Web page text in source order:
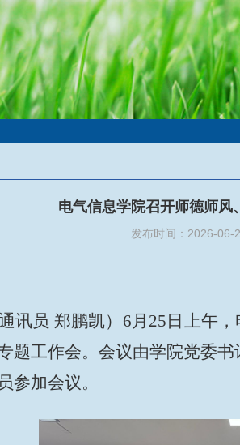
电气信息学院召开师德师风
发布时间：2026-
讯员 郑鹏凯）6月25日上午
题工作会。会议由学院党委
参加会议。